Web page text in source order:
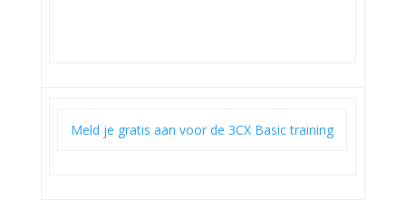
Meld je gratis aan voor de 3CX Basic training